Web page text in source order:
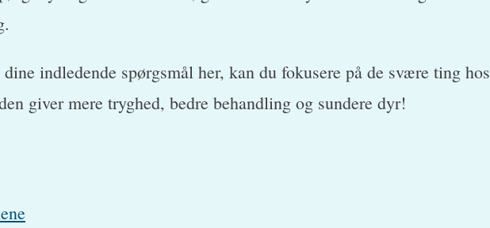
indledende spørgsmål her, kan du fokusere på de svære ting hos
giver mere tryghed, bedre behandling og sundere dyr!